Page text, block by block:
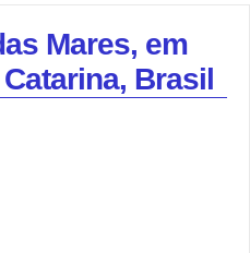
Mares, em
Brasil